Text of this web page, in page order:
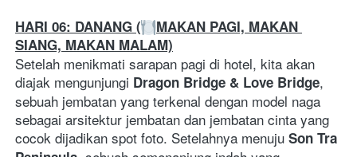
HARI 06: DANANG (
MAKAN PAGI, MAKAN
SIANG, MAKAN MALAM)
Setelah menikmati sarapan pagi di hotel, kita akan
diajak mengunjungi Dragon Bridge & Love Bridge,
sebuah jembatan yang terkenal dengan model naga
sebagai arsitektur jembatan dan jembatan cinta yang
cocok dijadikan spot foto. Setelahnya menuju Son Tra